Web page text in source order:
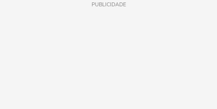
PUBLICIDADE